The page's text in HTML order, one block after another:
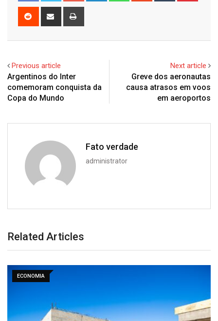
Reddit
Share
Previous article
Argentinos do Inter
comemoram conquista da
Copa do Mundo
Next article
Greve dos aeronautas
causa atrasos em voos
em aeroportos
Fato verdade
administrator
Related Articles
ECONOMIA